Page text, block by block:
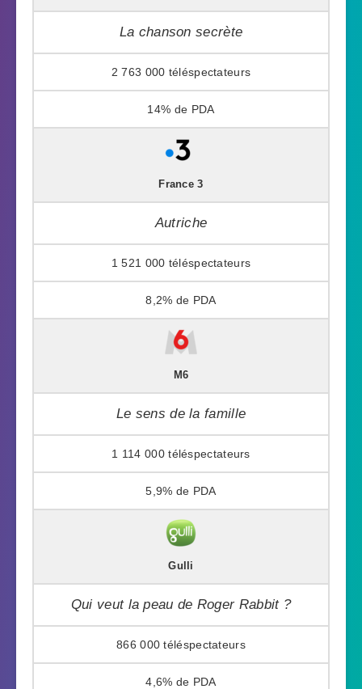
La chanson secrète
2 763 000
14%
France 3
Autriche
1 521 000
8,2%
M6
Le sens de la famille
1 114 000
5,9%
Gulli
Qui veut la peau de Roger Rabbit ?
866 000
4,6%